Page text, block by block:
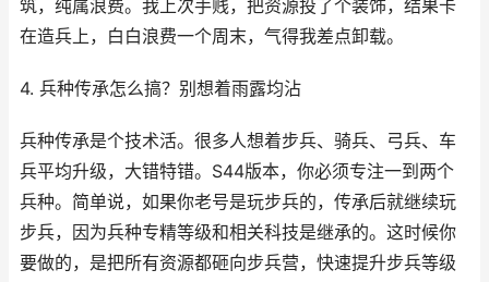
筑，纯属浪费。我上次手贱，把资源投了个装饰，结果卡
在造兵上，白白浪费一个周末，气得我差点卸载。
4. 兵种传承怎么搞？别想着雨露均沾
兵种传承是个技术活。很多人想着步兵、骑兵、弓兵、车
兵平均升级，大错特错。S44版本，你必须专注一到两个
兵种。简单说，如果你老号是玩步兵的，传承后就继续玩
步兵，因为兵种专精等级和相关科技是继承的。这时候你
要做的，是把所有资源都砸向步兵营，快速提升步兵等级